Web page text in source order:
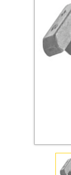
Дюймовый
Заклепки
Крюки,
Крюки,
Оснастка